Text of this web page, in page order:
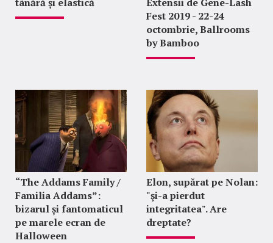
Fest 2019 - 22-24
octombrie, Ballrooms
by Bamboo
“The Addams Family /
Familia Addams”:
bizarul și fantomaticul
pe marele ecran de
Halloween
Elon, supărat pe Nolan:
"şi-a pierdut
integritatea". Are
dreptate?